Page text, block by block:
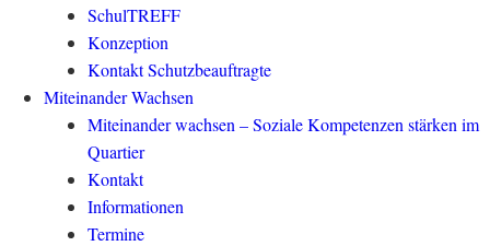
SchulTREFF
Konzeption
Kontakt Schutzbeauftragte
Miteinander Wachsen
Miteinander wachsen – Soziale Kompetenzen stärken im
Quartier
Kontakt
Informationen
Termine